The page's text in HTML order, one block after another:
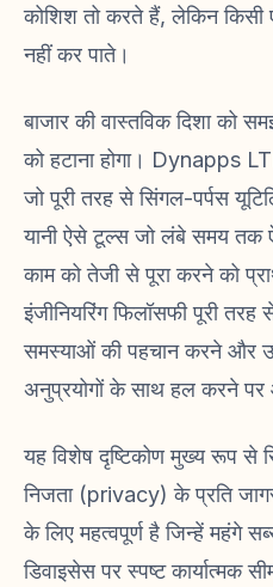
कोशिश तो करते हैं, लेकिन किसी
नहीं कर पाते।
बाजार की वास्तविक दिशा को
को हटाना होगा। Dynapps
जो पूरी तरह से सिंगल-पर्पस
यानी ऐसे टूल्स जो लंबे समय तक
काम को तेजी से पूरा करने को
इंजीनियरिंग फिलॉसफी पूरी
समस्याओं की पहचान करने और
अनुप्रयोगों के साथ हल करने पर
यह विशेष दृष्टिकोण मुख्य रूप से
निजता (privacy) के प्रति
के लिए महत्वपूर्ण है जिन्हें महंगे
डिवाइसेस पर स्पष्ट